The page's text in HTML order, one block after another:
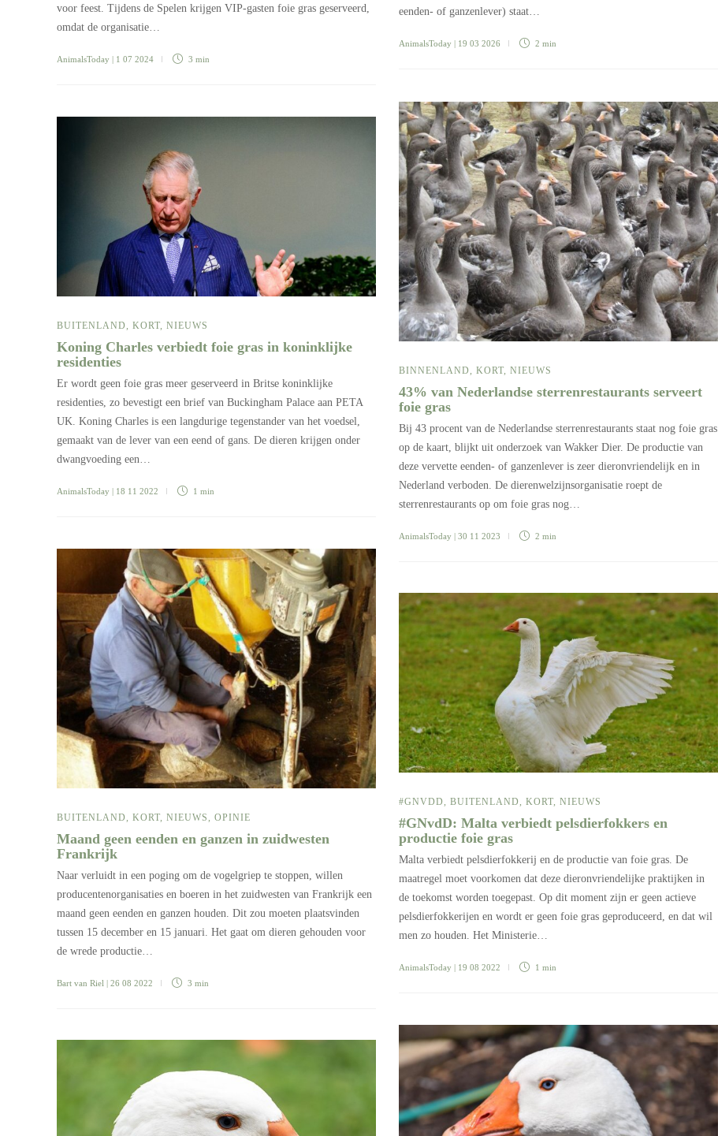
eenden- of ganzenlever) staat…
AnimalsToday | 19 03 2026 2 min
voor feest. Tijdens de Spelen krijgen VIP-gasten foie gras geserveerd,
omdat de organisatie…
AnimalsToday | 1 07 2024 3 min
BINNENLAND KORT NIEUWS
43% van Nederlandse sterrenrestaurants serveert
foie gras
Bij 43 procent van de Nederlandse sterrenrestaurants staat nog foie gras
op de kaart, blijkt uit onderzoek van Wakker Dier. De productie van
deze vervette eenden- of ganzenlever is zeer dieronvriendelijk en in
Nederland verboden. De dierenwelzijnsorganisatie roept de
sterrenrestaurants op om foie gras nog…
AnimalsToday | 30 11 2023 2 min
BUITENLAND KORT NIEUWS
Koning Charles verbiedt foie gras in koninklijke
residenties
Er wordt geen foie gras meer geserveerd in Britse koninklijke
residenties, zo bevestigt een brief van Buckingham Palace aan PETA
UK. Koning Charles is een langdurige tegenstander van het voedsel,
gemaakt van de lever van een eend of gans. De dieren krijgen onder
dwangvoeding een…
AnimalsToday | 18 11 2022 1 min
BUITENLAND KORT NIEUWS OPINIE
Maand geen eenden en ganzen in zuidwesten
Frankrijk
Naar verluidt in een poging om de vogelgriep te stoppen, willen
producentenorganisaties en boeren in het zuidwesten van Frankrijk een
maand geen eenden en ganzen houden. Dit zou moeten plaatsvinden
tussen 15 december en 15 januari. Het gaat om dieren gehouden voor
de wrede productie…
Bart van Riel | 26 08 2022 3 min
#GNVDD BUITENLAND KORT NIEUWS
#GNvdD: Malta verbiedt pelsdierfokkers en
productie foie gras
Malta verbiedt pelsdierfokkerij en de productie van foie gras. De
maatregel moet voorkomen dat deze dieronvriendelijke praktijken in
de toekomst worden toegepast. Op dit moment zijn er geen actieve
pelsdierfokkerijen en wordt er geen foie gras geproduceerd, en dat wil
men zo houden. Het Ministerie…
AnimalsToday | 19 08 2022 1 min